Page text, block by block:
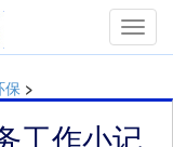
保 >
工作小记